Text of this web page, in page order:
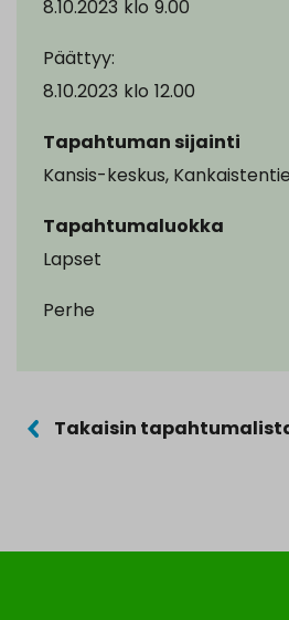
8.10.2023 klo 9.00
Päättyy:
8.10.2023 klo 12.00
Tapahtuman sijainti
Kansis-keskus,
Tapahtumaluokka
Lapset
Perhe
Takaisin